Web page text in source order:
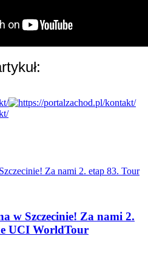
w Szczecinie! Za nami 2.
UCI WorldTour